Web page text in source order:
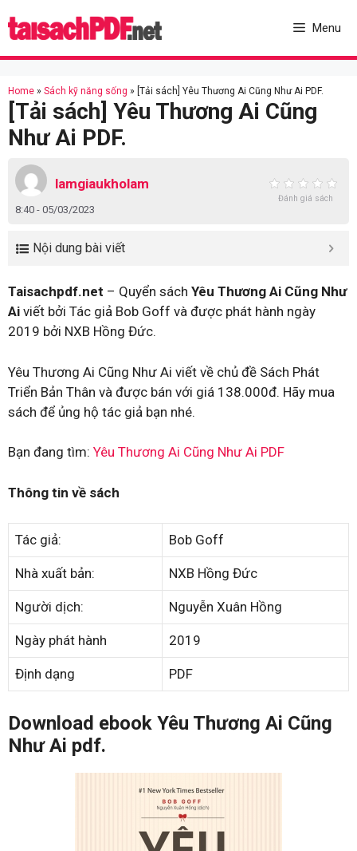
to
Menu
Home » Sách kỹ năng sống » [Tải sách] Yêu Thương Ai Cũng Như Ai PDF.
[Tải sách] Yêu Thương Ai Cũng
Như Ai PDF.
lamgiaukholam
8:40 - 05/03/2023
Đánh giá sách
Nội dung bài viết
Taisachpdf.net – Quyển sách Yêu Thương Ai Cũng Như
Ai viết bởi Tác giả Bob Goff và được phát hành ngày
2019 bởi NXB Hồng Đức.
Yêu Thương Ai Cũng Như Ai viết về chủ đề Sách Phát
Triển Bản Thân và được bán với giá 138.000đ. Hãy mua
sách để ủng hộ tác giả bạn nhé.
Bạn đang tìm: Yêu Thương Ai Cũng Như Ai PDF
Thông tin về sách
Tác giả: Bob Goff
Nhà xuất bản: NXB Hồng Đức
Người dịch: Nguyễn Xuân Hồng
Ngày phát hành 2019
Định dạng PDF
Download ebook Yêu Thương Ai Cũng
Như Ai pdf.